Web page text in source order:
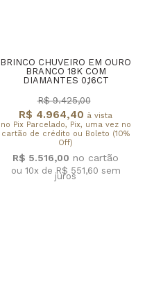
BRINCO CHUVEIRO EM OURO
BRANCO 18K COM
DIAMANTES 0,16CT
R$ 4.964,40 à vista
no Pix Parcelado, Pix, uma vez no
cartão de crédito ou Boleto (10%
Off)
R$ 9.425,00
R$ 5.516,00
ou 10x de R$ 551,60 sem
juros